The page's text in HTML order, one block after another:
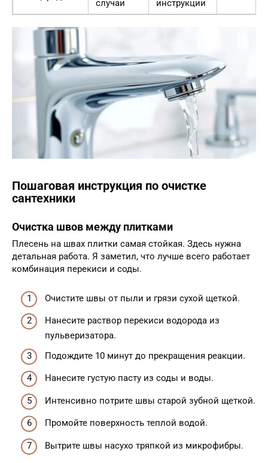
случаи инструкции
Пошаговая инструкция по очистке
сантехники
Очистка швов между плитками
Плесень на швах плитки самая стойкая. Здесь нужна
детальная работа. Я заметил, что лучше всего работает
комбинация перекиси и соды.
Очистите швы от пыли и грязи сухой щеткой.
Нанесите раствор перекиси водорода из
пульверизатора.
Подождите 10 минут до прекращения реакции.
Нанесите густую пасту из соды и воды.
Интенсивно потрите швы старой зубной щеткой.
Промойте поверхность теплой водой.
Вытрите швы насухо тряпкой из микрофибры.